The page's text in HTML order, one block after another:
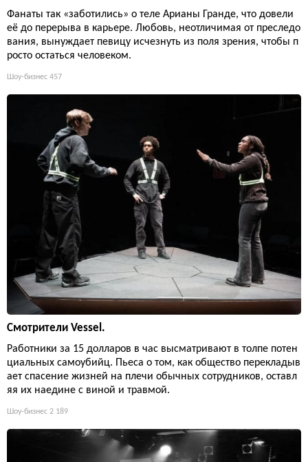
Фанаты так «заботились» о теле Арианы Гранде, что довели
её до перерыва в карьере. Любовь, неотличимая от преследо
вания, вынуждает певицу исчезнуть из поля зрения, чтобы п
росто остаться человеком.
Шоу-бизнес 457
Смотрители Vessel.
Работники за 15 долларов в час высматривают в толпе потен
циальных самоубийц. Пьеса о том, как общество перекладыв
ает спасение жизней на плечи обычных сотрудников, оставл
яя их наедине с виной и травмой.
Шоу-бизнес 2 189